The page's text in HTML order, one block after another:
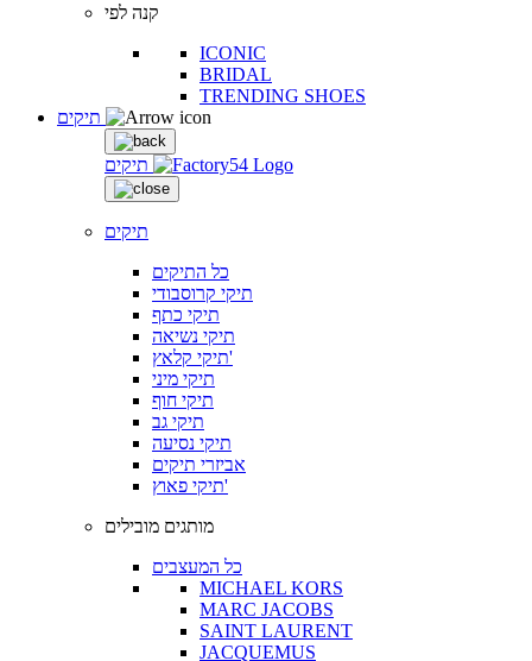
קנה לפי
ICONIC
BRIDAL
TRENDING SHOES
תיקים
תיקים
כל התיקים
תיקי קרוסבודי
תיקי כתף
תיקי נשיאה
תיקי קלאץ'
תיקי מיני
תיקי חוף
תיקי גב
תיקי נסיעה
אביזרי תיקים
תיקי פאוץ'
מותגים מובילים
כל המעצבים
MICHAEL KORS
MARC JACOBS
SAINT LAURENT
JACQUEMUS